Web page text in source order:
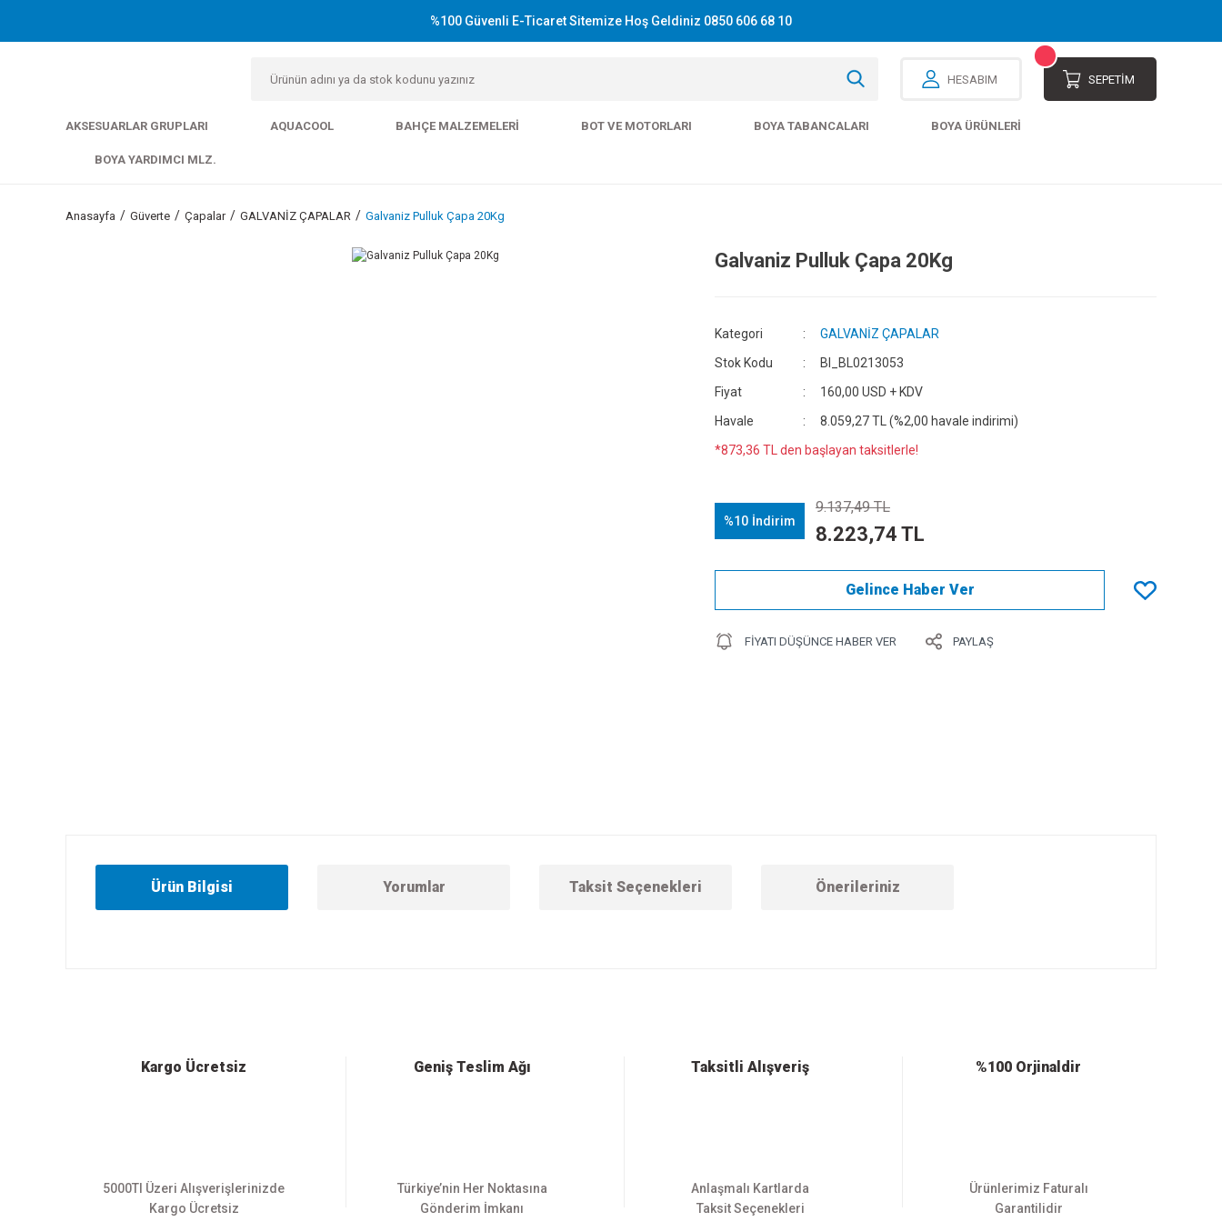
%100 Güvenli E-Ticaret Sitemize Hoş Geldiniz 0850 606 68 10
HESABIM SEPETİM
AKSESUARLAR GRUPLARI AQUACOOL BAHÇE MALZEMELERI BOT VE MOTORLARI BOYA TABANCALARI BOYA ÜRÜNLERI
BOYA YARDIMCI MLZ.
Anasayfa Güverte Çapalar GALVANİZ ÇAPALAR Galvaniz Pulluk Çapa 20Kg
Galvaniz Pulluk Çapa 20Kg
Kategori
GALVANİZ ÇAPALAR
Stok Kodu
Bl_BL0213053
Fiyat
160,00 USD + KDV
Havale
8.059,27 TL (%2,00 havale indirimi)
*873,36 TL den başlayan taksitlerle!
%10 İndirim
9.137,49 TL
8.223,74 TL
Gelince Haber Ver
FIYATI DÜŞÜNCE HABER VER PAYLAŞ
Ürün Bilgisi Yorumlar Taksit Seçenekleri Önerileriniz
Ürün bilgilerinde hatalar bulunuyor.
Kargo Ücretsiz
5000Tl Üzeri Alışverişlerinizde
Kargo Ücretsiz
Geniş Teslim Ağı
Türkiye’nin Her Noktasına
Gönderim İmkanı
Taksitli Alışveriş
Anlaşmalı Kartlarda
Taksit Seçenekleri
%100 Orjinaldir
Ürünlerimiz Faturalı
Garantilidir